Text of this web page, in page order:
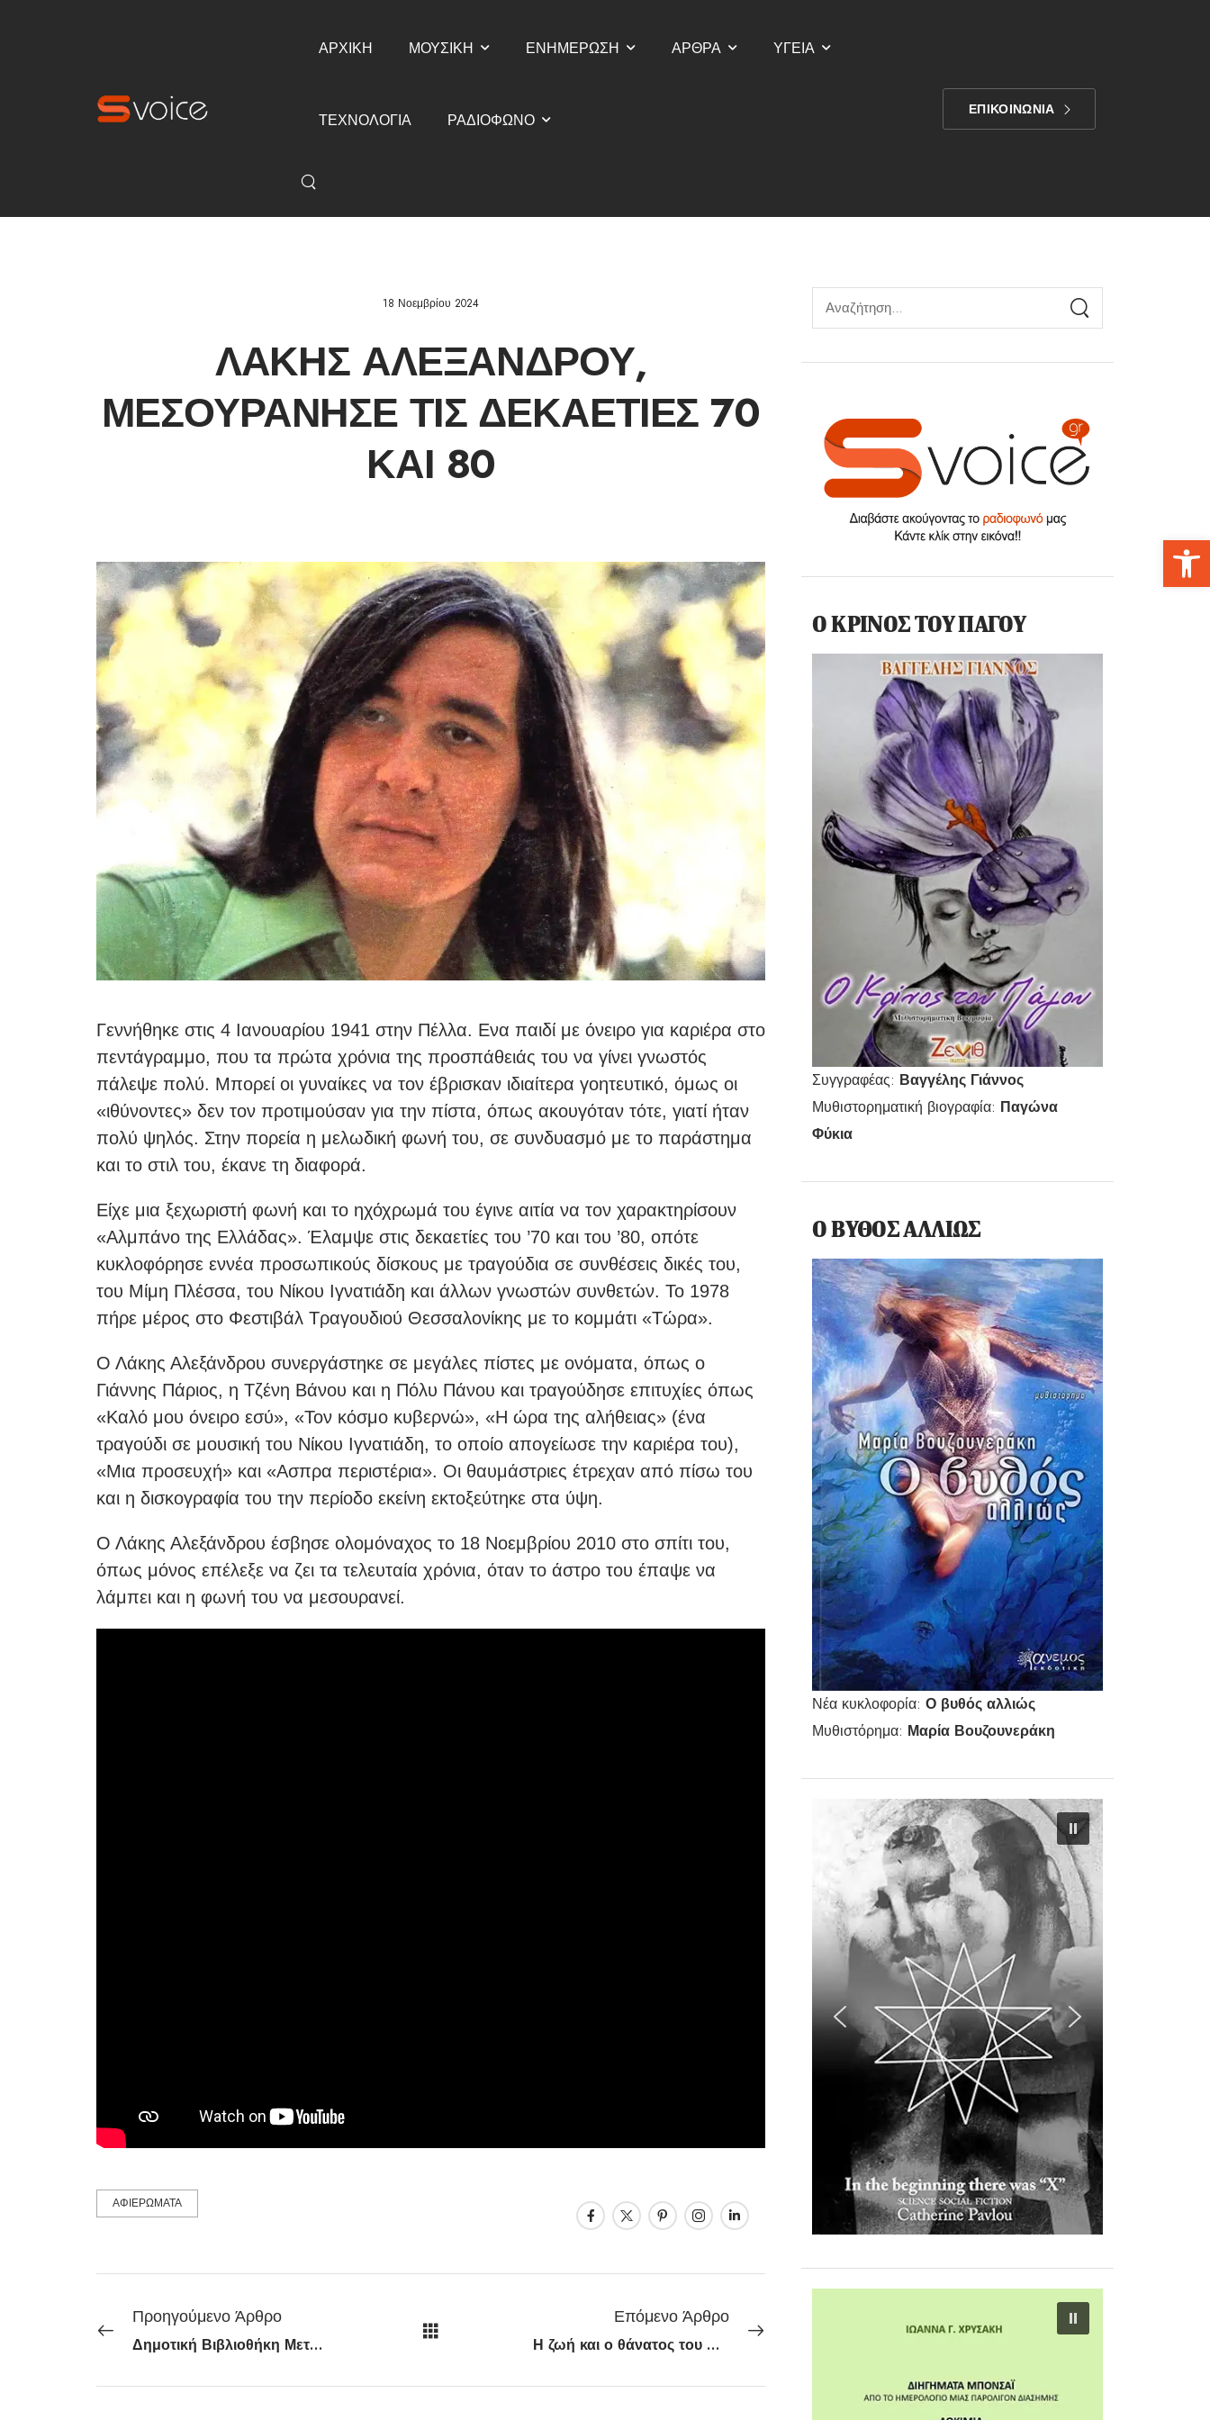
ΑΡΧΙΚΗ ΜΟΥΣΙΚΗ ΕΝΗΜΕΡΩΣΗ ΑΡΘΡΑ ΥΓΕΙΑ
ΤΕΧΝΟΛΟΓΙΑ ΡΑΔΙΟΦΩΝΟ
ΕΠΙΚΟΙΝΩΝΙΑ
Ο ΚΡΙΝΟΣ ΤΟΥ ΠΑΓΟΥ
Συγγραφέας: Βαγγέλης Γιάννος
Μυθιστορηματική βιογραφία: Παγώνα
Φύκια
Ο ΒΥΘΟΣ ΑΛΛΙΩΣ
Νέα κυκλοφορία:Ο βυθός αλλιώς
Μυθιστόρημα: Μαρία Βουζουνεράκη
18 Νοεμβρίου 2024
ΛΆΚΗΣ ΑΛΕΞΆΝΔΡΟΥ,
ΜΕΣΟΥΡΆΝΗΣΕ ΤΙΣ ΔΕΚΑΕΤΊΕΣ 70
ΚΑΙ 80
Γεννήθηκε στις 4 Ιανουαρίου 1941 στην Πέλλα. Ενα παιδί με όνειρο για καριέρα στο
πεντάγραμμο, που τα πρώτα χρόνια της προσπάθειάς του να γίνει γνωστός
πάλεψε πολύ. Μπορεί οι γυναίκες να τον έβρισκαν ιδιαίτερα γοητευτικό, όμως οι
«ιθύνοντες» δεν τον προτιμούσαν για την πίστα, όπως ακουγόταν τότε, γιατί ήταν
πολύ ψηλός. Στην πορεία η μελωδική φωνή του, σε συνδυασμό με το παράστημα
και το στιλ του, έκανε τη διαφορά.
Είχε μια ξεχωριστή φωνή και το ηχόχρωμά του έγινε αιτία να τον χαρακτηρίσουν
«Αλμπάνο της Ελλάδας». Έλαμψε στις δεκαετίες του ’70 και του ’80, οπότε
κυκλοφόρησε εννέα προσωπικούς δίσκους με τραγούδια σε συνθέσεις δικές του,
του Μίμη Πλέσσα, του Νίκου Ιγνατιάδη και άλλων γνωστών συνθετών. Το 1978
πήρε μέρος στο Φεστιβάλ Τραγουδιού Θεσσαλονίκης με το κομμάτι «Τώρα».
Ο Λάκης Αλεξάνδρου συνεργάστηκε σε μεγάλες πίστες με ονόματα, όπως ο
Γιάννης Πάριος, η Τζένη Βάνου και η Πόλυ Πάνου και τραγούδησε επιτυχίες όπως
«Καλό μου όνειρο εσύ», «Τον κόσμο κυβερνώ», «Η ώρα της αλήθειας» (ένα
τραγούδι σε μουσική του Νίκου Ιγνατιάδη, το οποίο απογείωσε την καριέρα του),
«Μια προσευχή» και «Ασπρα περιστέρια». Οι θαυμάστριες έτρεχαν από πίσω του
και η δισκογραφία του την περίοδο εκείνη εκτοξεύτηκε στα ύψη.
Ο Λάκης Αλεξάνδρου έσβησε ολομόναχος το 18 Νοεμβρίου 2010 στο σπίτι του,
όπως μόνος επέλεξε να ζει τα τελευταία χρόνια, όταν το άστρο του έπαψε να
λάμπει και η φωνή του να μεσουρανεί.
ΑΦΙΕΡΩΜΑΤΑ
Προηγούμενο Άρθρο
Δημοτική Βιβλιοθήκη Μεταμόρφωσης
Επόμενο Άρθρο
Η ζωή και ο θάνατος του Καραβέλα